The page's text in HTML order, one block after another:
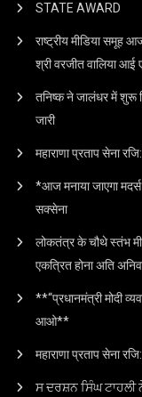
STATE AWARD
राष्ट्रीय मीडिया समूह
श्री वरजीत वालिया आई
तनिष्क ने जालंधर में शुरू
जारी
महाराणा प्रताप सेना
*आज मनाया जाएगा
सक्सेना
लोकतंत्र के चौथे स्तंभ
एकत्रित होना अति
**“प्रधानमंत्री मोदी
आओ**
महाराणा प्रताप सेना
ਸ ਦਰਸ਼ਨ ਸਿੰਘ